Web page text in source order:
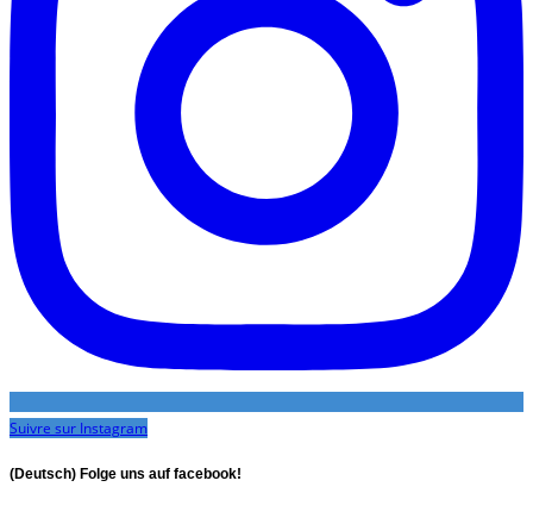
Suivre sur Instagram
(Deutsch) Folge uns auf facebook!